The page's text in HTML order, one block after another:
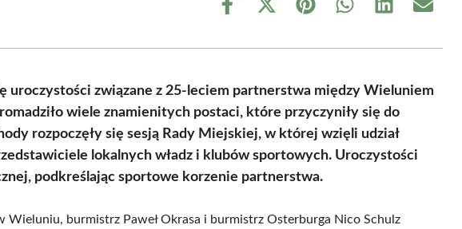
Share
Share
(Twitter)
Share Share Share Share
uroczystości związane z 25-leciem partnerstwa między Wieluniem
wiele znamienitych postaci, które przyczyniły się do
rozpoczęły się sesją Rady Miejskiej, w której wzięli udział
lokalnych władz i klubów sportowych. Uroczystości
podkreślając sportowe korzenie partnerstwa.
Wieluniu, burmistrz Paweł Okrasa i burmistrz Osterburga Nico Schulz